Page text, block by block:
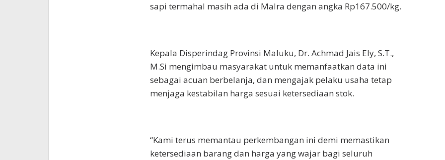
sapi termahal masih ada di Malra dengan angka Rp167.500/kg.
Kepala Disperindag Provinsi Maluku, Dr. Achmad Jais Ely, S.T.,
M.Si mengimbau masyarakat untuk memanfaatkan data ini
sebagai acuan berbelanja, dan mengajak pelaku usaha tetap
menjaga kestabilan harga sesuai ketersediaan stok.
“Kami terus memantau perkembangan ini demi memastikan
ketersediaan barang dan harga yang wajar bagi seluruh